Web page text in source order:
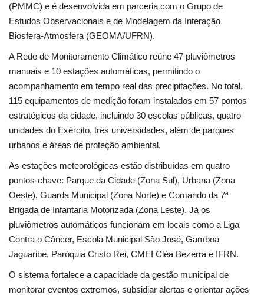
(PMMC) e é desenvolvida em parceria com o Grupo de
Estudos Observacionais e de Modelagem da Interação
Biosfera-Atmosfera (GEOMA/UFRN).
A Rede de Monitoramento Climático reúne 47 pluviômetros
manuais e 10 estações automáticas, permitindo o
acompanhamento em tempo real das precipitações. No total,
115 equipamentos de medição foram instalados em 57 pontos
estratégicos da cidade, incluindo 30 escolas públicas, quatro
unidades do Exército, três universidades, além de parques
urbanos e áreas de proteção ambiental.
As estações meteorológicas estão distribuídas em quatro
pontos-chave: Parque da Cidade (Zona Sul), Urbana (Zona
Oeste), Guarda Municipal (Zona Norte) e Comando da 7ª
Brigada de Infantaria Motorizada (Zona Leste). Já os
pluviômetros automáticos funcionam em locais como a Liga
Contra o Câncer, Escola Municipal São José, Gamboa
Jaguaribe, Paróquia Cristo Rei, CMEI Cléa Bezerra e IFRN.
O sistema fortalece a capacidade da gestão municipal de
monitorar eventos extremos, subsidiar alertas e orientar ações